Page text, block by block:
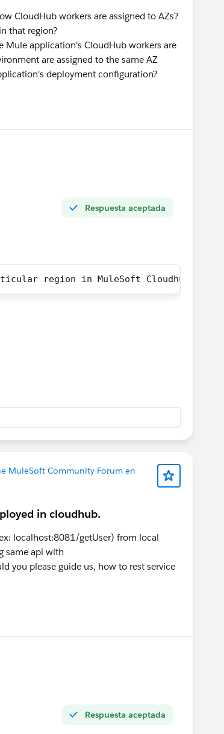
CloudHub workers are assigned to AZs?
that region?
Mule application's CloudHub workers are
are assigned to the same AZ
deployment configuration?
Respuesta aceptada
region in MuleSoft Cloudhub
MuleSoft Community Forum en
in cloudhub.
localhost:8081/getUser) from local
same api with
you please guide us, how to rest service
Respuesta aceptada